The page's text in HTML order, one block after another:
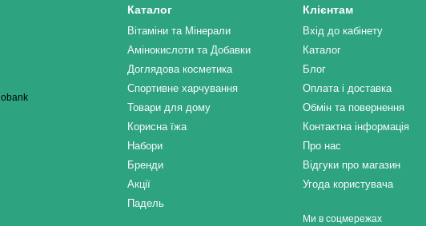
Каталог
Вітаміни та Мінерали
Амінокислоти та Добавки
Доглядова косметика
Спортивне харчування
Товари для дому
Корисна їжа
Набори
Бренди
Акції
Падель
Клієнтам
Вхід до кабінету
Каталог
Блог
Оплата і доставка
Обмін та повернення
Контактна інформація
Про нас
Відгуки про магазин
Угода користувача
Ми в соцмережах